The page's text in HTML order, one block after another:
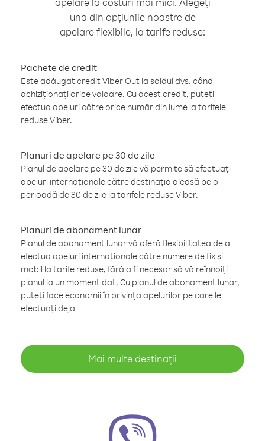
una din opțiunile noastre de
apelare flexibile, la tarife reduse:
Pachete de credit
Este adăugat credit Viber Out la soldul dvs. când
achiziționați orice valoare. Cu acest credit, puteți
efectua apeluri către orice număr din lume la tarifele
reduse Viber.
Planuri de apelare pe 30 de zile
Planul de apelare pe 30 de zile vă permite să efectuați
apeluri internaționale către destinația aleasă pe o
perioadă de 30 de zile la tarifele reduse Viber.
Planuri de abonament lunar
Planul de abonament lunar vă oferă flexibilitatea de a
efectua apeluri internaționale către numere de fix și
mobil la tarife reduse, fără a fi necesar să vă reînnoiți
planul la un moment dat. Cu planul de abonament lunar,
puteți face economii în privința apelurilor pe care le
efectuați deja
Mai multe destinații